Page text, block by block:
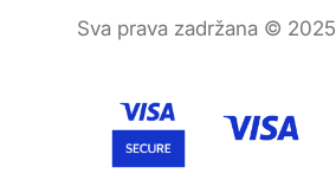
Sva prava zadržana © 2025